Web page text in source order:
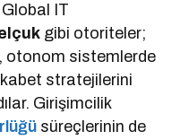
IT
gibi otoriteler;
otonom sistemlerde
stratejilerini
Girişimcilik
süreçlerinin de